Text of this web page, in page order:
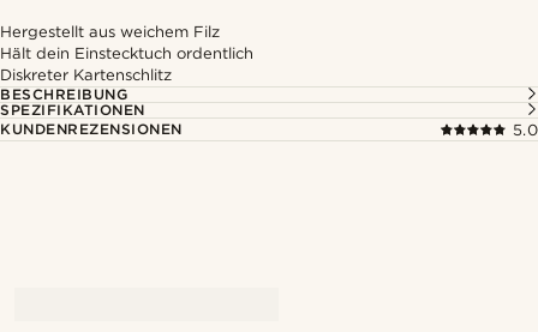
Hergestellt aus weichem Filz
Hält dein Einstecktuch ordentlich
Diskreter Kartenschlitz
BESCHREIBUNG
SPEZIFIKATIONEN
KUNDENREZENSIONEN
5.0